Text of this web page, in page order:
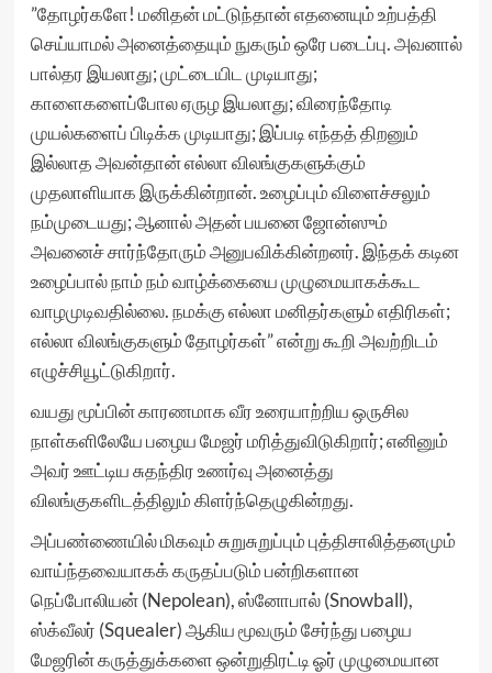
”தோழர்களே! மனிதன் மட்டுந்தான் எதனையும் உற்பத்தி
செய்யாமல் அனைத்தையும் நுகரும் ஒரே படைப்பு. அவனால்
பால்தர இயலாது; முட்டையிட முடியாது;
காளைகளைப்போல ஏருழ இயலாது; விரைந்தோடி
முயல்களைப் பிடிக்க முடியாது; இப்படி எந்தத் திறனும்
இல்லாத அவன்தான் எல்லா விலங்குகளுக்கும்
முதலாளியாக இருக்கின்றான். உழைப்பும் விளைச்சலும்
நம்முடையது; ஆனால் அதன் பயனை ஜோன்ஸும்
அவனைச் சார்ந்தோரும் அனுபவிக்கின்றனர். இந்தக் கடின
உழைப்பால் நாம் நம் வாழ்க்கையை முழுமையாகக்கூட
வாழமுடிவதில்லை. நமக்கு எல்லா மனிதர்களும் எதிரிகள்;
எல்லா விலங்குகளும் தோழர்கள்” என்று கூறி அவற்றிடம்
எழுச்சியூட்டுகிறார்.
வயது மூப்பின் காரணமாக வீர உரையாற்றிய ஒருசில
நாள்களிலேயே பழைய மேஜர் மரித்துவிடுகிறார்; எனினும்
அவர் ஊட்டிய சுதந்திர உணர்வு அனைத்து
விலங்குகளிடத்திலும் கிளர்ந்தெழுகின்றது.
அப்பண்ணையில் மிகவும் சுறுசுறுப்பும் புத்திசாலித்தனமும்
வாய்ந்தவையாகக் கருதப்படும் பன்றிகளான
நெப்போலியன் (Nepolean), ஸ்னோபால் (Snowball),
ஸ்க்வீலர் (Squealer) ஆகிய மூவரும் சேர்ந்து பழைய
மேஜரின் கருத்துக்களை ஒன்றுதிரட்டி ஓர் முழுமையான